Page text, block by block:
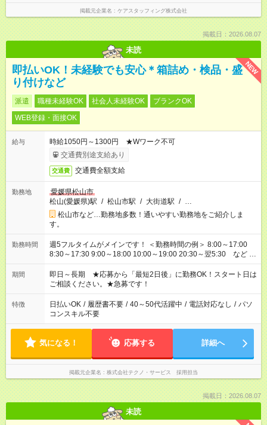
掲載元企業名 ケアスタッフィング株式会社
掲載日：2026.08.07
未読
NEW
即払いOK！未経験でも安心＊箱詰め・検品・盛
り付けなど
派遣 職種未経験OK 社会人未経験OK
ブランクOK
WEB登録・面接OK
給与
時給1050円～1300円 ★Wワーク不可
交通費別途支給あり
交通費 交通費全額支給
勤務地
愛媛県松山市
松山(愛媛県)駅 / 松山市駅 / 大街道駅 / …
松山市など…勤務地多数！通いやすい勤務地をご紹介しま
す。
勤務時間
週5フルタイムがメインです！ ＜勤務時間の例＞ 8:00～17:00
8:30～17:30 9:00～18:00 10:00～19:00 20:30～翌5:30 など ★
その他にも勤務時間多数！ 日勤のみ、残業なし、交替制など
ご希望を教えてください！
期間
即日～長期 ★応募から「最短2日後」に勤務OK！スタート日は
ご相談ください。★急募です！
特徴 日払いOK / 履歴書不要 / 40～50代活躍中 / 電話対応なし / パソ
コンスキル不要
気になる！ 応募する 詳細へ
掲載元企業名 株式会社テクノ・サービス 採用担当
掲載日：2026.08.07
未読